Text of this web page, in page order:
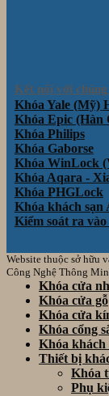
Kết nối với
Khóa Yale (Mỹ)
Khóa Epic (Hàn
Khóa Philips
Khóa Gaborse
Khóa WinLock
Khóa Aqara -
Khóa PHGLock
Khóa khách sạn
Kiểm soát ra
Website thuộc sở hữu
Công Nghệ Thông
Khóa cửa
Khóa cửa gỗ
Khóa cửa
Khóa cổng
Khóa khách
Thiết bị
Khóa
Phụ